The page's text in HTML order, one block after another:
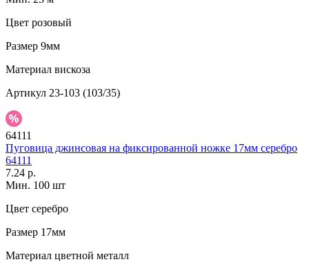
Цвет розовый
Размер 9мм
Материал вискоза
Артикул 23-103 (103/35)
64111
Пуговица джинсовая на фиксированной ножке 17мм серебро
64111
7.24 р.
Мин. 100 шт
Цвет серебро
Размер 17мм
Материал цветной металл